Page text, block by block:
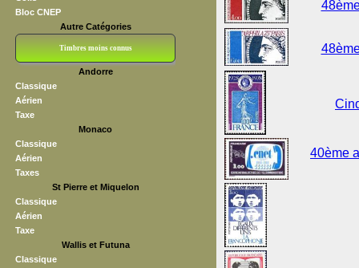
Bloc CNEP
Autre Catégories
Timbres moins connus
Andorre
Classique
Aérien
Taxe
Monaco
Classique
Aérien
Taxes
St Pierre et Miquelon
Classique
Aérien
Taxe
Wallis et Futuna
Classique
40ème